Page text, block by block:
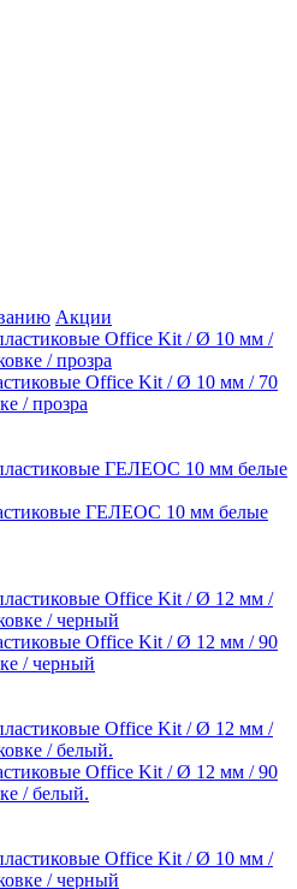
Акции
Office Kit / Ø 10 мм / 70
/ прозра
ГЕЛЕОС 10 мм белые
Office Kit / Ø 12 мм / 90
/ черный
Office Kit / Ø 12 мм / 90
/ белый.